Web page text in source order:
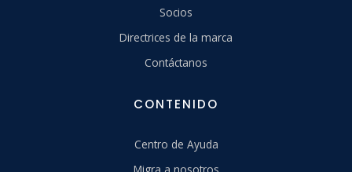
Socios
Directrices de la marca
Contáctanos
CONTENIDO
Centro de Ayuda
Migra a nosotros